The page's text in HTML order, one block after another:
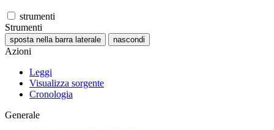
strumenti
Strumenti
sposta nella barra laterale nascondi
Azioni
Leggi
Visualizza sorgente
Cronologia
Generale